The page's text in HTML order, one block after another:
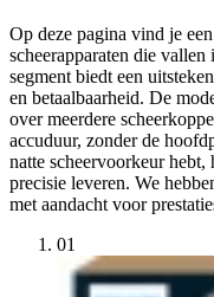
Op deze pagina vind je
scheerapparaten die
segment biedt een
en betaalbaarheid. De
over meerdere
accuduur, zonder de
natte scheervoorkeur
precisie leveren. We
met aandacht voor
01